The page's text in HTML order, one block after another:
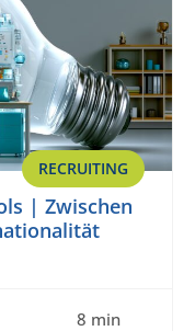
RECRUITING
| Zwischen
8 min